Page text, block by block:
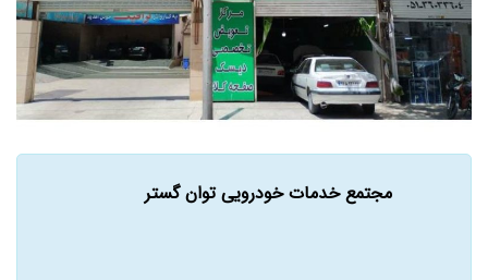
مجتمع خدمات خودرویی توان گستر